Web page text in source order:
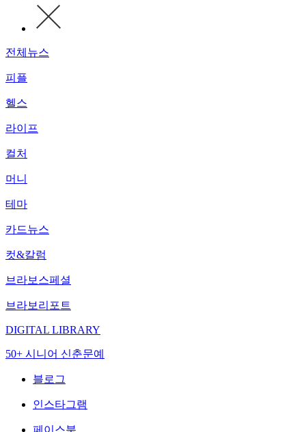
전체뉴스
피플
헬스
라이프
컬처
머니
테마
카드뉴스
컷&칼럼
브라보스페셜
브라보리포트
DIGITAL LIBRARY
50+ 시니어 신춘문예
블로그
인스타그램